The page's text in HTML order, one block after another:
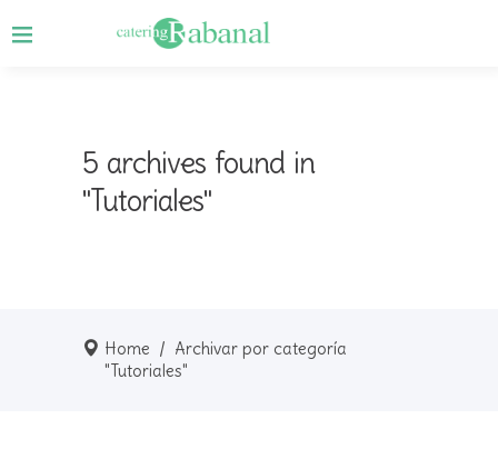
5 archives found in
"Tutoriales"
Home / Archivar por categoría
"Tutoriales"